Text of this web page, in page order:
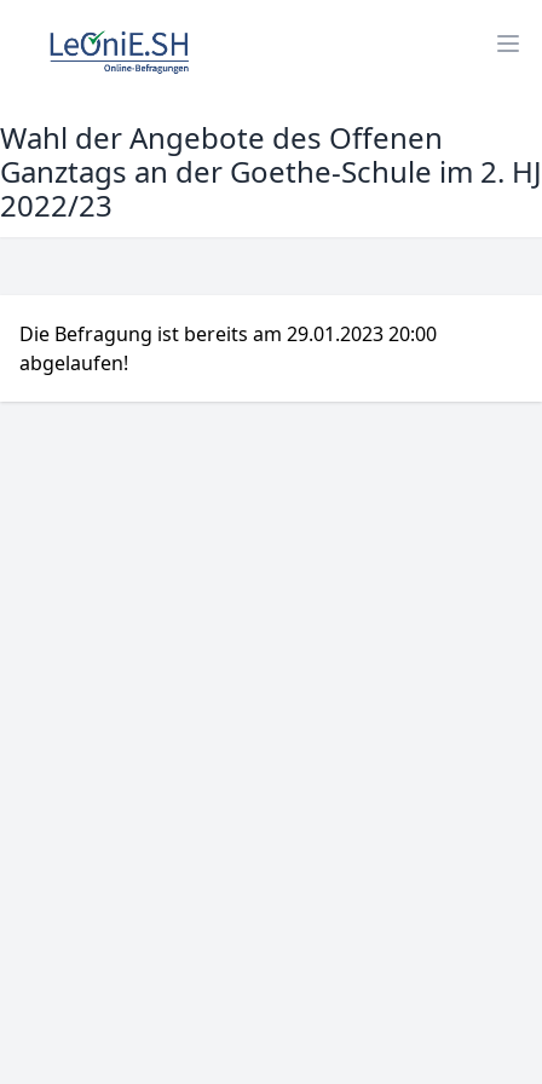
Wahl der Angebote des Offenen
Ganztags an der Goethe-Schule im 2. HJ
2022/23
Die Befragung ist bereits am 29.01.2023 20:00
abgelaufen!